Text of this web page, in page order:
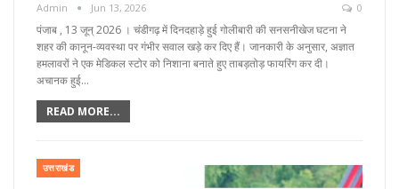
Admin Jun 13, 2026 0
पंजाब , 13 जून्‌ 2026 । चंडीगढ़ में दिनदहाड़े हुई गोलीबारी की सनसनीखेज घटना ने
शहर की कानून-व्यवस्था पर गंभीर सवाल खड़े कर दिए हैं। जानकारी के अनुसार, अज्ञात
हमलावरों ने एक मेडिकल स्टोर को निशाना बनाते हुए ताबड़तोड़ फायरिंग कर दी।
अचानक हुई…
READ MORE...
उत्तराखंड